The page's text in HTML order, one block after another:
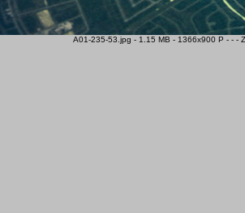
A01-235-53.jpg - 1.15 MB - 1366x900 P - - -